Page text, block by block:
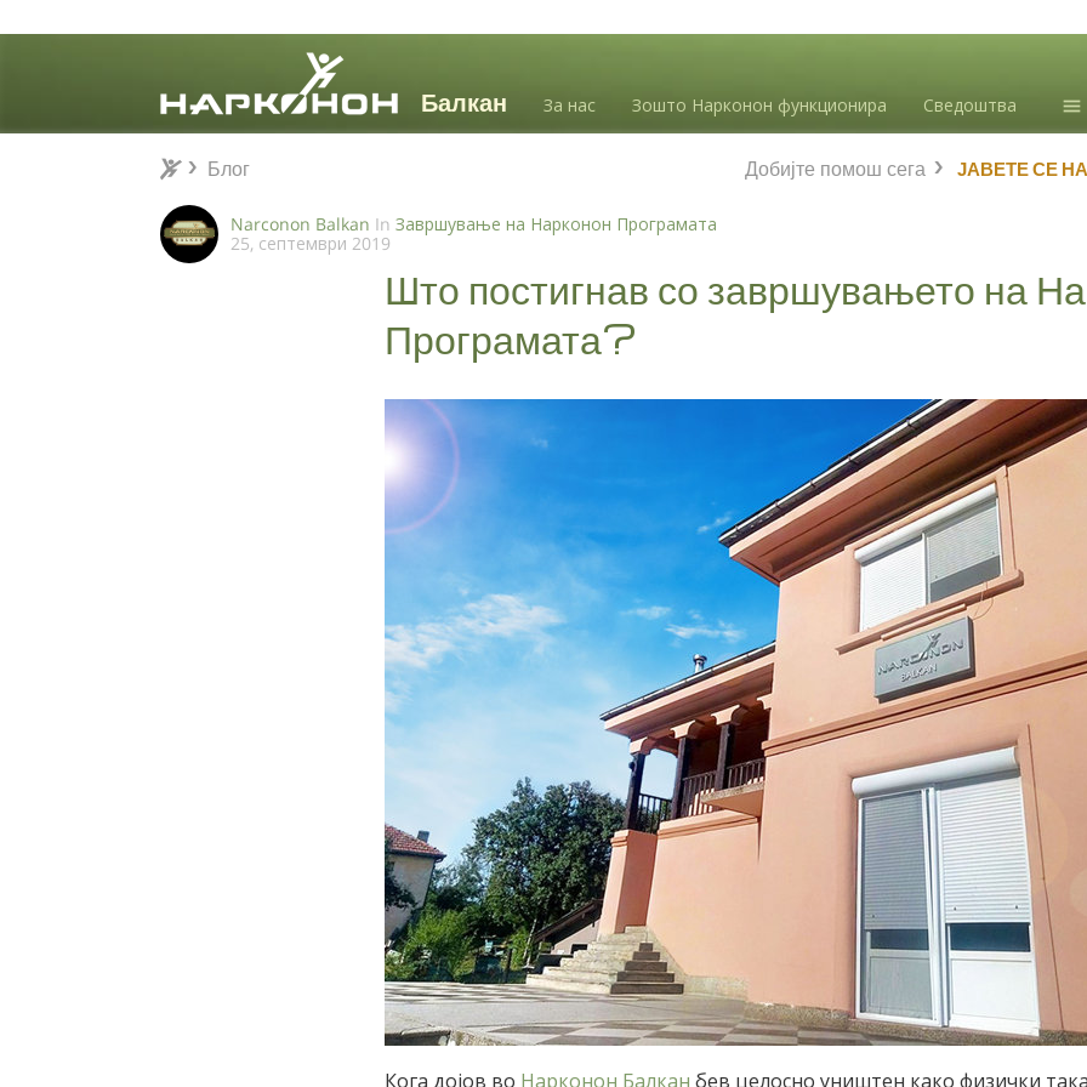
За нас Зошто Нарконон функционира Сведоштва
⨯ ЈАВЕТЕ СЕ НА
Добијте помош сега
Блог
Narconon Balkan In Завршување на Нарконон Програмата
25, септември 2019
Што постигнав со завршувањето на
Програмата?
Кога дојов во Нарконон Балкан бев целосно уништен како физички
Блог